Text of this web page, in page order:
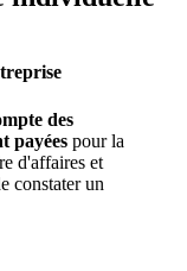
des
payées pour la
d'affaires et
constater un